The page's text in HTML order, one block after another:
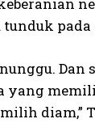
tunduk
Dan
yang
diam,”